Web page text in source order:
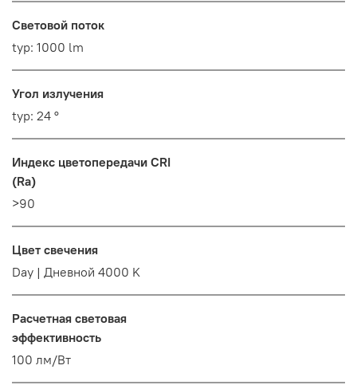
Световой поток
typ: 1000 lm
Угол излучения
typ: 24 °
Индекс цветопередачи CRI
(Ra)
>90
Цвет свечения
Day | Дневной 4000 K
Расчетная световая
эффективность
100 лм/Вт